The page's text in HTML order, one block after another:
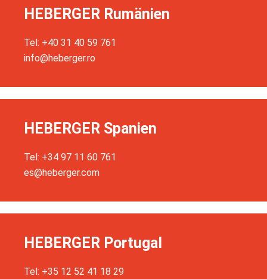
HEBERGER Rumänien
Tel: +40 31 40 59 761
info@heberger.ro
HEBERGER Spanien
Tel: +34 97 11 60 761
es@heberger.com
HEBERGER Portugal
Tel: +35 12 52 41 18 29